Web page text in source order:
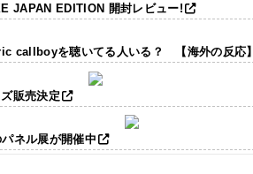
JAPAN EDITION 開封レビュー!
callboyを聴いてる人いる？ 【海外の反応】
販売決定
ネル展が開催中